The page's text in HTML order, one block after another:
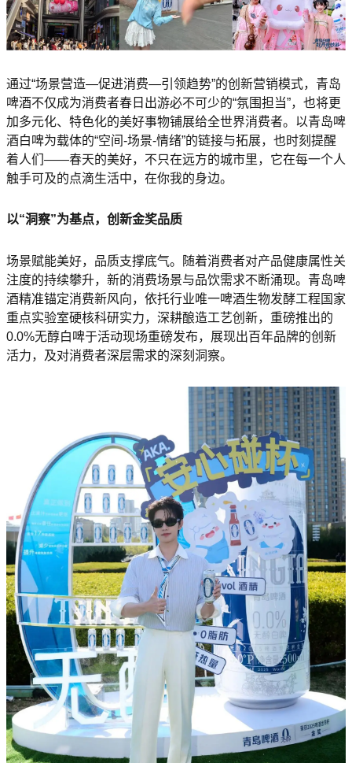
通过“场景营造—促进消费—引领趋势”的创新营销模式，青岛
啤酒不仅成为消费者春日出游必不可少的“氛围担当”，也将更
加多元化、特色化的美好事物铺展给全世界消费者。以青岛啤
酒白啤为载体的“空间-场景-情绪”的链接与拓展，也时刻提醒
着人们——春天的美好，不只在远方的城市里，它在每一个人
触手可及的点滴生活中，在你我的身边。
以“洞察”为基点，创新金奖品质
场景赋能美好，品质支撑底气。随着消费者对产品健康属性关
注度的持续攀升，新的消费场景与品饮需求不断涌现。青岛啤
酒精准锚定消费新风向，依托行业唯一啤酒生物发酵工程国家
重点实验室硬核科研实力，深耕酿造工艺创新，重磅推出的
0.0%无醇白啤于活动现场重磅发布，展现出百年品牌的创新
活力，及对消费者深层需求的深刻洞察。